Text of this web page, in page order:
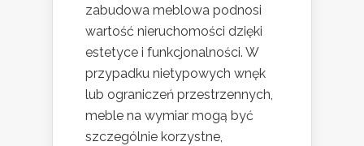
zabudowa meblowa podnosi
wartość nieruchomości dzięki
estetyce i funkcjonalności. W
przypadku nietypowych wnęk
lub ograniczeń przestrzennych,
meble na wymiar mogą być
szczególnie korzystne,